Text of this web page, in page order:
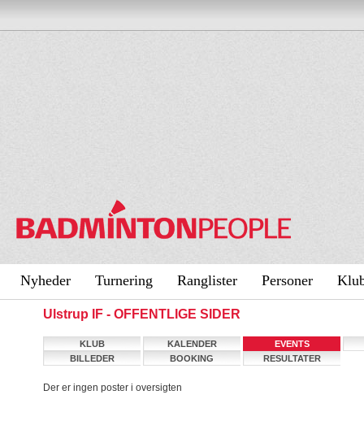
Nyheder Turnering Ranglister Personer
Ulstrup IF - OFFENTLIGE SIDER
KLUB KALENDER
EVENTS
BILLEDER
BOOKING RESULTATER
Der er ingen poster i oversigten